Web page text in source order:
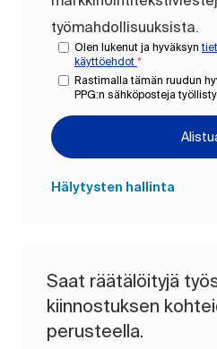
työmahdollisuuksista.
Olen lukenut ja hyväksyn
käyttöehdot *
Rastimalla tämän ruudun
PPG:n sähköposteja
Hälytysten hallinta
Saat räätälöityjä
kiinnostuksen
perusteella.